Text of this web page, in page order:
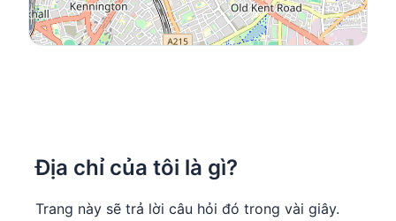
Địa chỉ của tôi là gì?
Trang này sẽ trả lời câu hỏi đó trong vài giây.